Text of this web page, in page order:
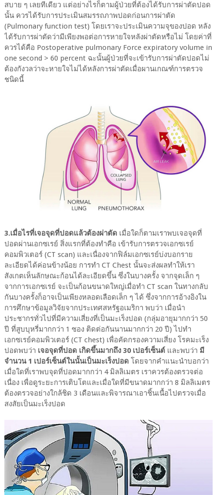
สบาย ๆ เลยทีเดียว แต่อย่างไรก็ตามผู้ป่วยที่ต้องได้รับการผ่าตัดปอด
นั้น ควรได้รับการประเมินสมรรถภาพปอดก่อนการผ่าตัด
(Pulmonary function test) โดยเราจะประเมินความจุของปอด หลัง
ได้รับการผ่าตัดว่ามีเพียงพอต่อการหายใจหลังผ่าตัดหรือไม่ โดยค่าที่
ควรได้คือ Postoperative pulmonary Force expiratory volume in
one second > 60 percent ฉะนั้นผู้ป่วยที่จะเข้ารับการผ่าตัดปอดไม่
ต้องกังวลว่าจะหายใจไม่ได้หลังการผ่าตัดเมื่อผานเกณฑ์การตรวจ
ชนิดนี้
3.เมื่อไรที่เจอจุดที่ปอดแล้วต้องผ่าตัดเมื่อใดก็ตามเราพบเจอจุดที่
ปอดผ่านเอกซเรย์ สิ่งแรกที่ต้องทำคือ เข้ารับการตรวจเอกซเรย์
คอมพิวเตอร์ (CT scan) และเนื่องจากฟิล์มเอกซเรย์บ่งบอกราย
ละเอียดได้ค่อนข้างน้อย การทำ CT Chest นั้นจะส่งผลทำให้เรา
สังเกตเห็นลักษณะก้อนได้ละเอียดขึ้น ซึ่งในบางครั้ง จากจุดเล็ก ๆ
จากการเอกซเรย์ จะเป็นก้อนขนาดใหญ่เมื่อทำ CT scan ในทางกลับ
กันบางครั้งก็อาจเป็นเพียงหลอดเลือดเล็ก ๆ ได้ ซึ่งจากการอ้างอิงใน
การศึกษาข้อมูลวิจัยจากประเทศสหรัฐอเมริกา พบว่า เมื่อนำ
ประชากรทั่วไปที่มีความเสี่ยงที่เป็นมะเร็งปอด (กลุ่มอายุมากกว่า 50
ปี ที่สูบบุหรี่มากกว่า 1 ซอง ติดต่อกันนานมากกว่า 20 ปี) ไปทำ
เอกซเรย์คอมพิวเตอร์ (CT chest) เพื่อคัดกรองความเสี่ยง โรคมะเร็ง
ปอดพบว่า เจอจุดที่ปอด เกิดขึ้นมากถึง 30 เปอร์เซ็นต์และพบว่า มี
จำนวน 1 เปอร์เซ็นต์ในนั้นเป็นมะเร็งปอด โดยจากคำแนะนำบอกว่า
เมื่อใดที่เราพบจุดที่ปอดมากกว่า 4 มิลลิเมตร เราควรต้องตรวจต่อ
เนื่อง เพื่อดูระยะการเติบโตและเมื่อใดที่มีขนาดมากกว่า 8 มิลลิเมตร
ต้องตรวจอย่างใกล้ชิด 3 เดือนและพิจารณาเอาชิ้นเนื้อไปตรวจเมื่อ
สงสัยเป็นมะเร็งปอด